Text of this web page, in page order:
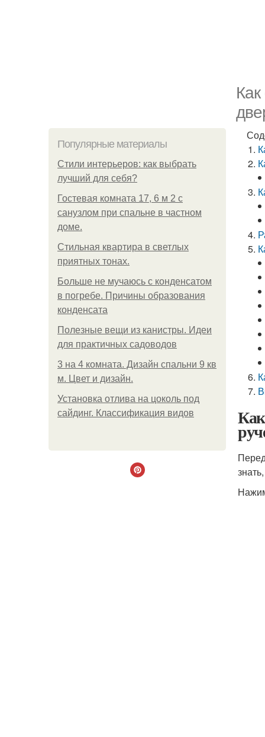
Популярные материалы
Стили интерьеров: как выбрать
лучший для себя?
Гостевая комната 17, 6 м 2 с
санузлом при спальне в частном
доме.
Стильная квартира в светлых
приятных тонах.
Больше не мучаюсь с конденсатом
в погребе. Причины образования
конденсата
Полезные вещи из канистры. Идеи
для практичных садоводов
3 на 4 комната. Дизайн спальни 9 кв
м. Цвет и дизайн.
Установка отлива на цоколь под
сайдинг. Классификация видов